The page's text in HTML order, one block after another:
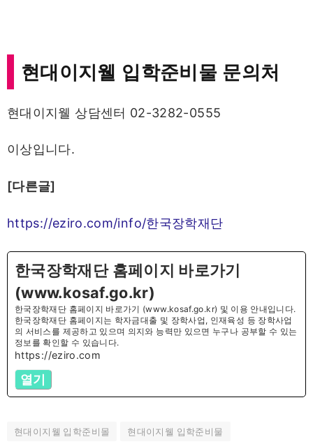
현대이지웰 입학준비물 문의처
현대이지웰 상담센터 02-3282-0555
이상입니다.
[다른글]
https://eziro.com/info/한국장학재단
한국장학재단 홈페이지 바로가기
(www.kosaf.go.kr)
한국장학재단 홈페이지 바로가기 (www.kosaf.go.kr) 및 이용 안내입니다.
한국장학재단 홈페이지는 학자금대출 및 장학사업, 인재육성 등 장학사업
의 서비스를 제공하고 있으며 의지와 능력만 있으면 누구나 공부할 수 있는
정보를 확인할 수 있습니다.
https://eziro.com
열기
현대이지웰 입학준비몰 현대이지웰 입학준비물